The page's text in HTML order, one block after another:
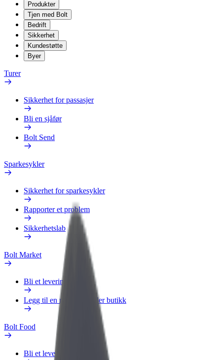
Produkter
Tjen med Bolt
Bedrift
Sikkerhet
Kundestøtte
Byer
Turer
Sikkerhet for passasjer
Bli en sjåfør
Bolt Send
Sparkesykler
Sikkerhet for sparkesykler
Rapporter et problem
Sikkerhetslab
Bolt Market
Bli et leveringsbud
Legg til en restaurant eller butikk
Bolt Food
Bli et leveringsbud